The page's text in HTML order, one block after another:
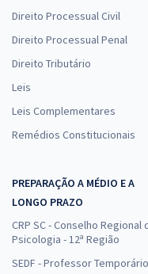
Direito Processual Civil
Direito Processual Penal
Direito Tributário
Leis
Leis Complementares
Remédios Constitucionais
PREPARAÇÃO A MÉDIO E A
LONGO PRAZO
CRP SC - Conselho Regional
Psicologia - 12ª Região
SEDF - Professor Temporário